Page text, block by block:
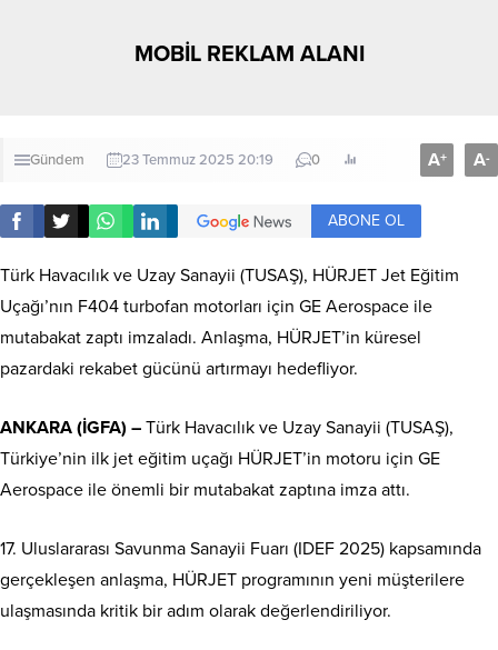
MOBİL REKLAM ALANI
Gündem 23 Temmuz 2025 20:19 0 A+ A-
ABONE OL
Türk Havacılık ve Uzay Sanayii (TUSAŞ), HÜRJET Jet Eğitim
Uçağı’nın F404 turbofan motorları için GE Aerospace ile
mutabakat zaptı imzaladı. Anlaşma, HÜRJET’in küresel
pazardaki rekabet gücünü artırmayı hedefliyor.
ANKARA (İGFA) – Türk Havacılık ve Uzay Sanayii (TUSAŞ),
Türkiye’nin ilk jet eğitim uçağı HÜRJET’in motoru için GE
Aerospace ile önemli bir mutabakat zaptına imza attı.
17. Uluslararası Savunma Sanayii Fuarı (IDEF 2025) kapsamında
gerçekleşen anlaşma, HÜRJET programının yeni müşterilere
ulaşmasında kritik bir adım olarak değerlendiriliyor.